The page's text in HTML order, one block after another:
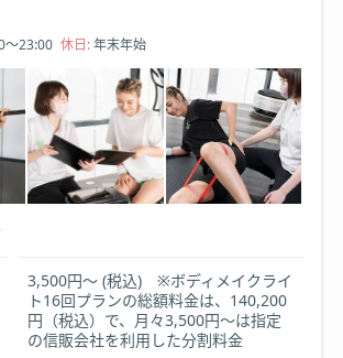
～23:00 休日:年末年始
3,500円～ (税込) ※ボディメイクライ
ト16回プランの総額料金は、140,200
円（税込）で、月々3,500円～は指定
の信販会社を利用した分割料金